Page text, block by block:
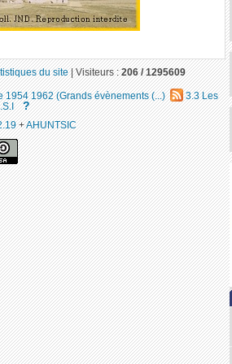
du site|Visiteurs :206 / 1295609
1954 1962 (Grands évènements (...)
3.3 Les
?
+AHUNTSIC